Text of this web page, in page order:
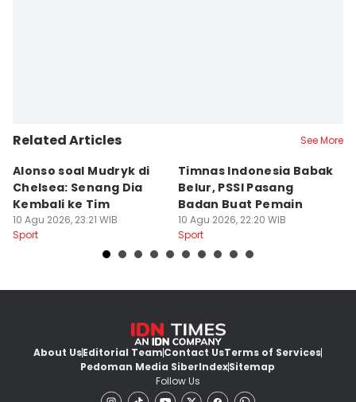
Related Articles See More
Alonso soal Mudryk di
Chelsea: Senang Dia
Kembali ke Tim
10 Agu 2026, 23:21 WIB
Sport
Timnas Indonesia Babak
Belur, PSSI Pasang
Badan Buat Pemain
10 Agu 2026, 22:20 WIB
Sport
About UsEditorial TeamContact UsTerms of Services
Pedoman Media SiberIndexSitemap
Follow Us